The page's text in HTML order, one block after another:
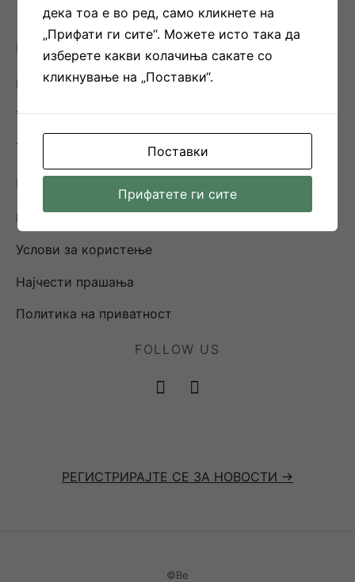
BE
Контакт
THE INNOVATION
THE STORY
КОРИСНИ ЛИНКОВИ
Ценовник
Услови за користење
Најчести прашања
Политика на приватност
FOLLOW US
РЕГИСТРИРАЈТЕ СЕ ЗА НОВОСТИ ->
©Be
дека тоа е во ред, само кликнете на
„Прифати ги сите“. Можете исто така да
изберете какви колачиња сакате со
кликнување на „Поставки“.
Поставки
Прифатете ги сите